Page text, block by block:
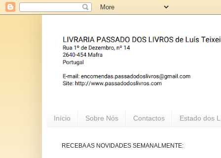
Início Sobre Nós Contactos Estado dos
RECEBA AS NOVIDADES SEMANALMENTE: